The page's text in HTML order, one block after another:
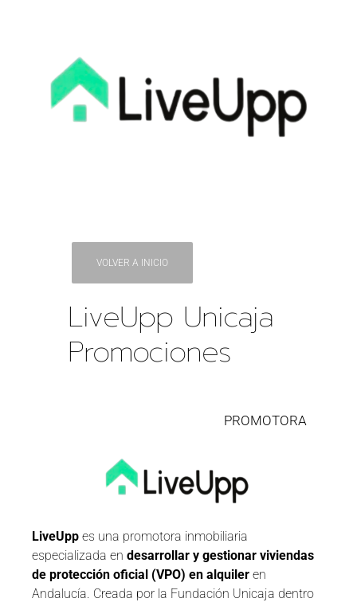
VOLVER A INICIO
LiveUpp Unicaja
Promociones
PROMOTORA
LiveUpp es una promotora inmobiliaria
especializada en desarrollar y gestionar viviendas
de protección oficial (VPO) en alquiler en
Andalucía. Creada por la Fundación Unicaja dentro